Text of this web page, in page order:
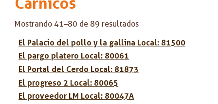
Mostrando 41–80 de 89 resultados
El Palacio del pollo y la gallina Local: 81500
El pargo platero Local: 80061
El Portal del Cerdo Local: 81873
El progreso 2 Local: 80065
El proveedor LM Local: 80047A